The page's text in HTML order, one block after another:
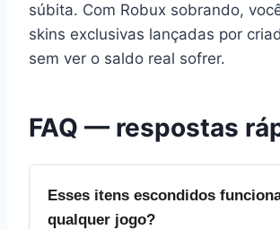
súbita. Com Robux sobrando,
skins exclusivas lançadas por
sem ver o saldo real sofrer.
FAQ — respostas
Esses itens escondidos
qualquer jogo?